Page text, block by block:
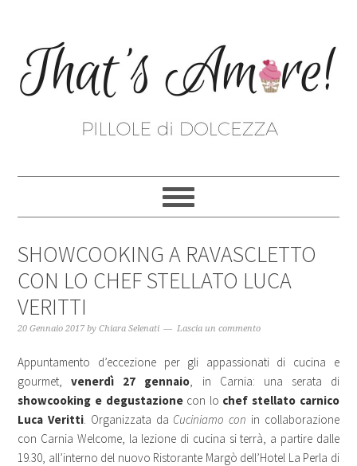
SHOWCOOKING A RAVASCLETTO
CON LO CHEF STELLATO LUCA
VERITTI
20 Gennaio 2017 byChiara Selenati Lascia un commento
Appuntamento d’eccezione per gli appassionati di cucina e
gourmet,venerdì 27 gennaio, in Carnia: una serata di
showcooking e degustazionecon lo chef stellato carnico
Luca Veritti. Organizzata da Cuciniamo con in collaborazione
con Carnia Welcome, la lezione di cucina si terrà, a partire dalle
19.30, all’interno del nuovo Ristorante Margò dell’Hotel La Perla di